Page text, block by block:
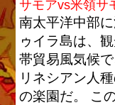
サモアvs米領サ
南太平洋中部
ゥイラ島は、
帯貿易風気候
リネシアン人
の楽園だ。 こ